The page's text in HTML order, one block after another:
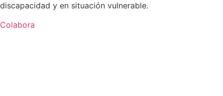
discapacidad y en situación vulnerable.
Colabora